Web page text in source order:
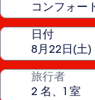
日付
旅行者